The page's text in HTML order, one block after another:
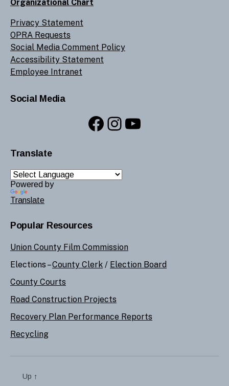
Organizational Chart
Privacy Statement
OPRA Requests
Social Media Comment Policy
Accessibility Statement
Employee Intranet
Social Media
Facebook
Instagram
YouTube
Translate
Powered by
Translate
Popular Resources
Union County Film Commission
Elections –County Clerk / Election Board
County Courts
Road Construction Projects
Recovery Plan Performance Reports
Recycling
Up ↑